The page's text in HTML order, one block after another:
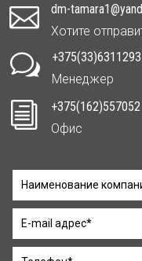

dm-
Хотите
w
+375(33)6311293
Менеджер
i
+375(162)557052
Офис